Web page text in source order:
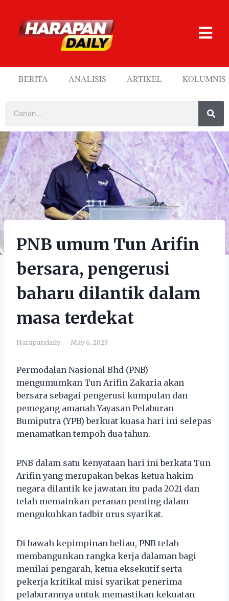
BERITA ANALISIS ARTIKEL KOLUMNIS
PNB umum Tun Arifin
bersara, pengerusi
baharu dilantik dalam
masa terdekat
Harapandaily May 6, 2023
Permodalan Nasional Bhd (PNB)
mengumumkan Tun Arifin Zakaria akan
bersara sebagai pengerusi kumpulan dan
pemegang amanah Yayasan Pelaburan
Bumiputra (YPB) berkuat kuasa hari ini selepas
menamatkan tempoh dua tahun.
PNB dalam satu kenyataan hari ini berkata Tun
Arifin yang merupakan bekas ketua hakim
negara dilantik ke jawatan itu pada 2021 dan
telah memainkan peranan penting dalam
mengukuhkan tadbir urus syarikat.
Di bawah kepimpinan beliau, PNB telah
membangunkan rangka kerja dalaman bagi
menilai pengarah, ketua eksekutif serta
pekerja kritikal misi syarikat penerima
pelaburannya untuk memastikan kekuatan